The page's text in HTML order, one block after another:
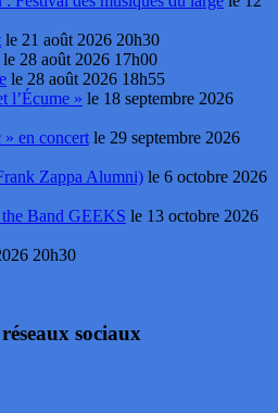
le 21 août 2026 20h30
le 28 août 2026 17h00
le 28 août 2026 18h55
l’Écume » le 18 septembre 2026
en concert le 29 septembre 2026
Zappa Alumni) le 6 octobre 2026
Band GEEKS le 13 octobre 2026
20h30
sociaux